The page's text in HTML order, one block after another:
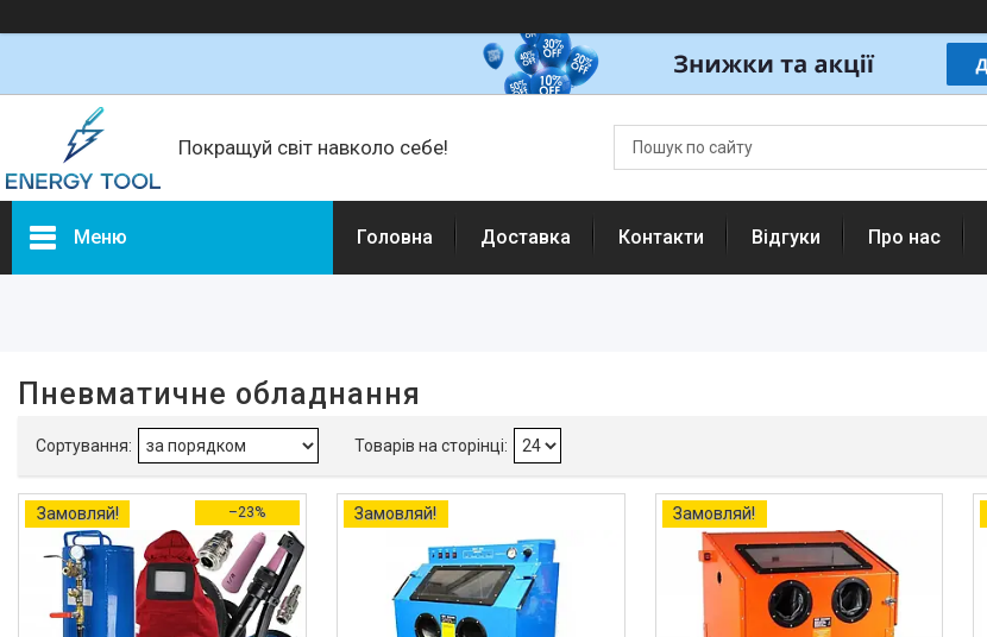
Покращуй світ навколо себе!
Меню
В наявності 1
Акція
Товари зі знижками 1
Колір
Зелений 1
Головна Доставка Контакти Відгуки Про нас
Пневматичне обладнання
Замовляй! –23% Замовляй! Замовляй!